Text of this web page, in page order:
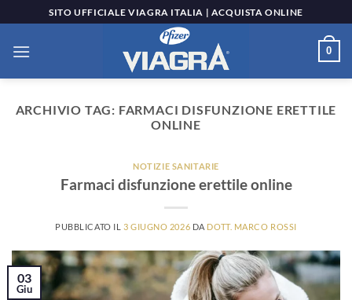
ai
contenuti
SITO UFFICIALE VIAGRA ITALIA | ACQUISTA ONLINE
0
ARCHIVIO TAG: FARMACI DISFUNZIONE ERETTILE
ONLINE
NOTIZIE SANITARIE
Farmaci disfunzione erettile online
PUBBLICATO IL 3 GIUGNO 2026 DA DOTT. MARCO ROSSI
03
Giu